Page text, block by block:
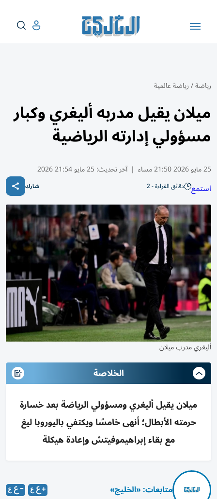
رياضة/رياضة عالمية
ميلان يقيل مدربه أليغري وكبار
مسؤولي إدارته الرياضية
25 مايو 2026 21:50 مساء | آخر تحديث:25 مايو 21:54 2026
استمع دقائق القراءة - 2 شارك
أليغري مدرب ميلان
الخلاصة
ميلان يقيل أليغري ومسؤولي الرياضة بعد خسارة
حرمته الأبطال؛ أنهى خامسًا ويكتفي باليوروبا ليغ
مع بقاء إبراهيموفيتش وإعادة هيكلة
متابعات: «الخليج»